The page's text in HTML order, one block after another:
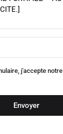
j'accepte notre
Envoyer